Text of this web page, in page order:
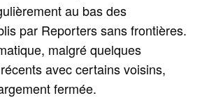
au bas des
par Reporters sans frontières.
malgré quelques
avec certains voisins,
fermée.